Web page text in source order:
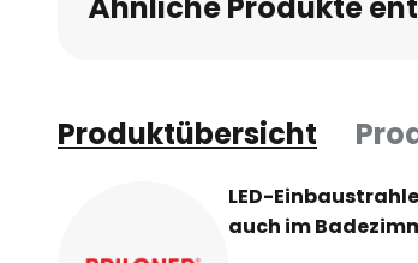
Produktübersicht
LED-
auch im